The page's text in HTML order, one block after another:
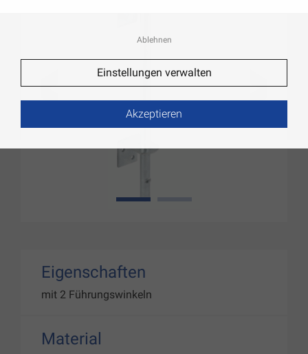
1
Eigenschaften
mit 2 Führungswinkeln
Material
Ablehnen
Einstellungen verwalten
Akzeptieren